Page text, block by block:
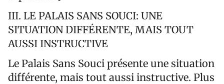
III. LE PALAIS SANS SOUCI: UNE
SITUATION DIFFÉRENTE, MAIS TOUT
AUSSI INSTRUCTIVE
Le Palais Sans Souci présente une situation
différente, mais tout aussi instructive. Plus